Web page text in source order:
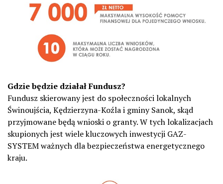
Gdzie będzie działał Fundusz?
Fundusz skierowany jest do społeczności lokalnych
Świnoujścia, Kędzierzyna-Koźla i gminy Sanok, skąd
przyjmowane będą wnioski o granty. W tych lokalizacjach
skupionych jest wiele kluczowych inwestycji GAZ-
SYSTEM ważnych dla bezpieczeństwa energetycznego
kraju.